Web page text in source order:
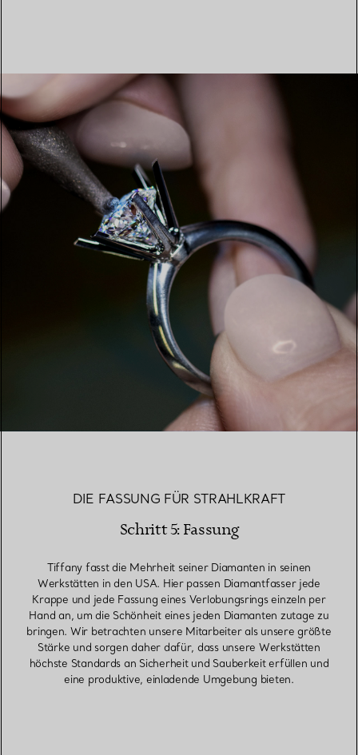
DIE FASSUNG FÜR STRAHLKRAFT
Schritt 5: Fassung
Tiffany fasst die Mehrheit seiner Diamanten in seinen
Werkstätten in den USA. Hier passen Diamantfasser jede
Krappe und jede Fassung eines Verlobungsrings einzeln per
Hand an, um die Schönheit eines jeden Diamanten zutage zu
bringen. Wir betrachten unsere Mitarbeiter als unsere größte
Stärke und sorgen daher dafür, dass unsere Werkstätten
höchste Standards an Sicherheit und Sauberkeit erfüllen und
eine produktive, einladende Umgebung bieten.